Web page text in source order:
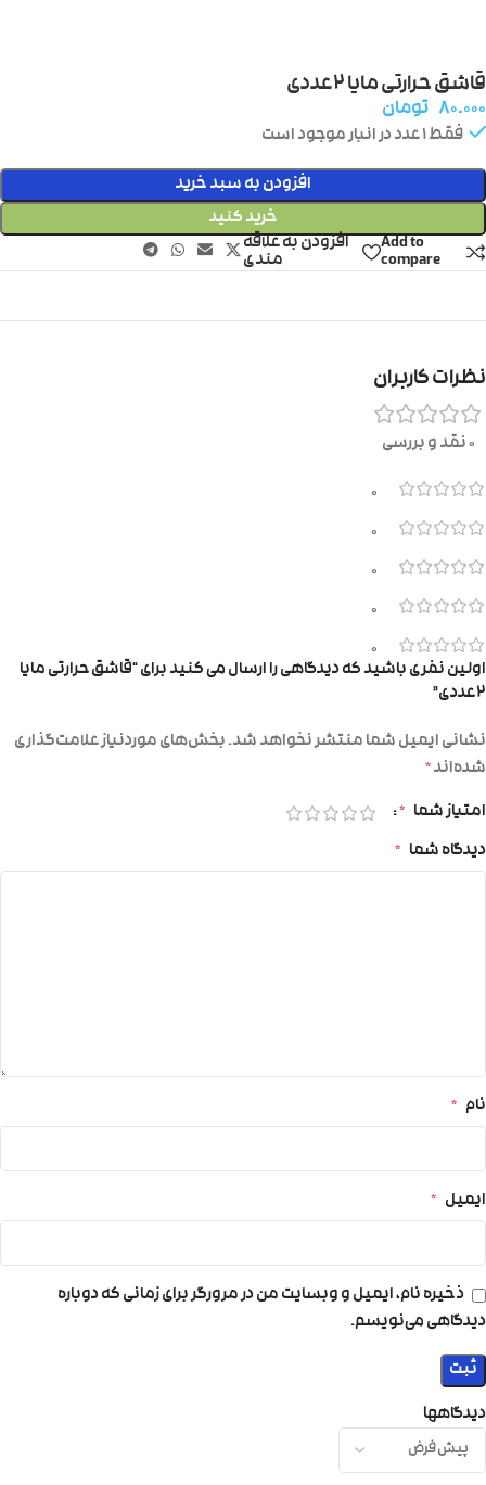
قاشق حرارتی مایا ۲عددی
۸۰.۰۰۰ تومان
فقط 1 عدد در انبار موجود است
افزودن به سبد خرید
خرید کنید
Add to
compare
افزودن به علاقه
مندی
نظرات کاربران
0 نقد و بررسی
0
0
0
0
0
دیدگاهها
اولین نفری باشید که دیدگاهی را ارسال می کنید برای “قاشق حرارتی مایا
۲عددی”
نشانی ایمیل شما منتشر نخواهد شد.بخش‌های موردنیاز علامت‌گذاری
شده‌اند*
امتیاز شما *
دیدگاه شما *
نام *
ایمیل *
ذخیره نام، ایمیل و وبسایت من در مرورگر برای زمانی که دوباره
دیدگاهی می‌نویسم.